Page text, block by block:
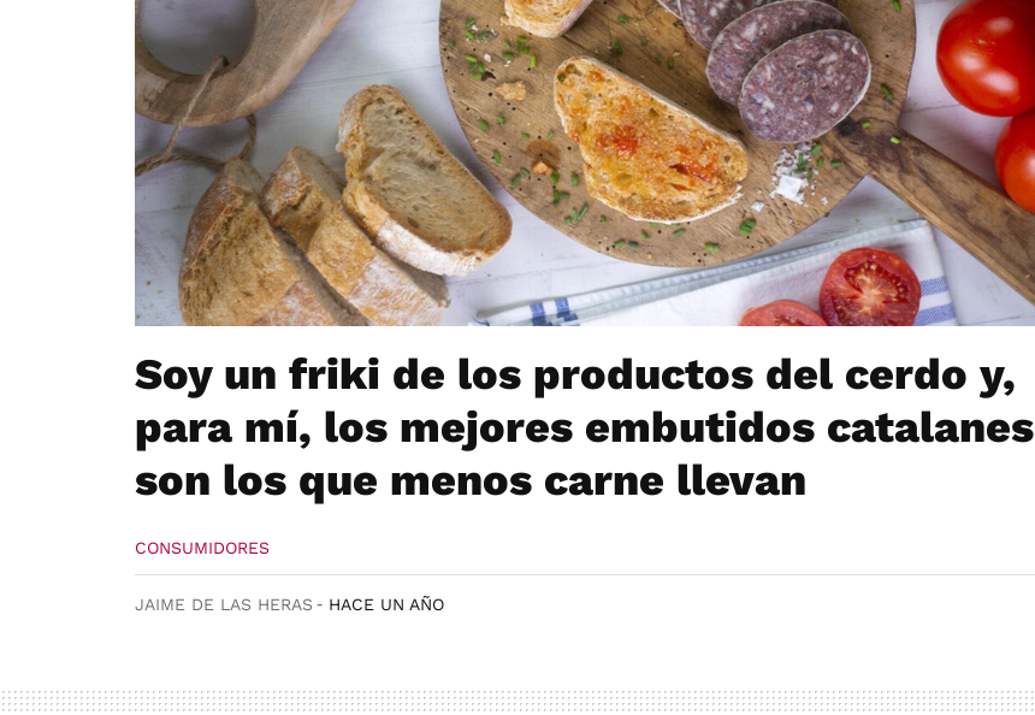
Soy un friki de los productos del cerdo y,
para mí, los mejores embutidos catalanes
son los que menos carne llevan
CONSUMIDORES
JAIME DE LAS HERAS HACE UN AÑO